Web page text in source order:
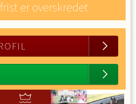
er overskredet